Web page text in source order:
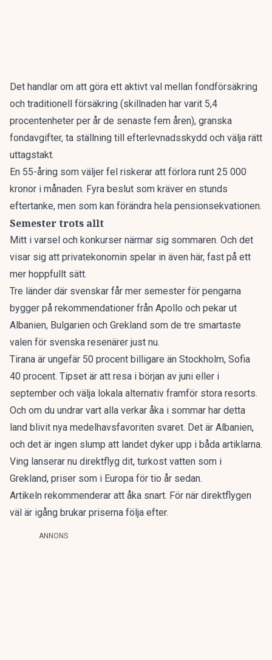
Det handlar om att göra ett aktivt val mellan fondförsäkring
och traditionell försäkring (skillnaden har varit 5,4
procentenheter per år de senaste fem åren), granska
fondavgifter, ta ställning till efterlevnadsskydd och välja rätt
uttagstakt.
En 55-åring som väljer fel riskerar att förlora runt 25 000
kronor i månaden. Fyra beslut som kräver en stunds
eftertanke, men som kan förändra hela pensionsekvationen.
Semester trots allt
Mitt i varsel och konkurser närmar sig sommaren. Och det
visar sig att privatekonomin spelar in även här, fast på ett
mer hoppfullt sätt.
Tre länder där svenskar får mer semester för pengarna
bygger på rekommendationer från Apollo och pekar ut
Albanien, Bulgarien och Grekland som de tre smartaste
valen för svenska resenärer just nu.
Tirana är ungefär 50 procent billigare än Stockholm, Sofia
40 procent. Tipset är att resa i början av juni eller i
september och välja lokala alternativ framför stora resorts.
Och om du undrar vart alla verkar åka i sommar har detta
land blivit nya medelhavsfavoriten svaret. Det är Albanien,
och det är ingen slump att landet dyker upp i båda artiklarna.
Ving lanserar nu direktflyg dit, turkost vatten som i
Grekland, priser som i Europa för tio år sedan.
Artikeln rekommenderar att åka snart. För när direktflygen
väl är igång brukar priserna följa efter.
ANNONS